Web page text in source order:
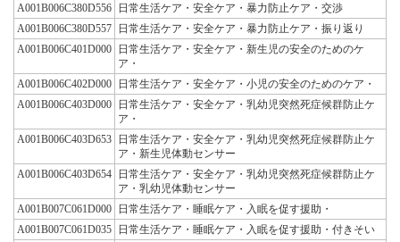
A001B006C380D556
日常生活ケア・安全ケア・暴力防止ケア・交渉
A001B006C380D557
日常生活ケア・安全ケア・暴力防止ケア・振り返り
A001B006C401D000
日常生活ケア・安全ケア・新生児の安全のためのケ
ア・
A001B006C402D000
日常生活ケア・安全ケア・小児の安全のためのケア・
A001B006C403D000
日常生活ケア・安全ケア・乳幼児突然死症候群防止ケ
ア・
A001B006C403D653
日常生活ケア・安全ケア・乳幼児突然死症候群防止ケ
ア・新生児体動センサー
A001B006C403D654
日常生活ケア・安全ケア・乳幼児突然死症候群防止ケ
ア・乳幼児体動センサー
A001B007C061D000
日常生活ケア・睡眠ケア・入眠を促す援助・
A001B007C061D035
日常生活ケア・睡眠ケア・入眠を促す援助・付きそい